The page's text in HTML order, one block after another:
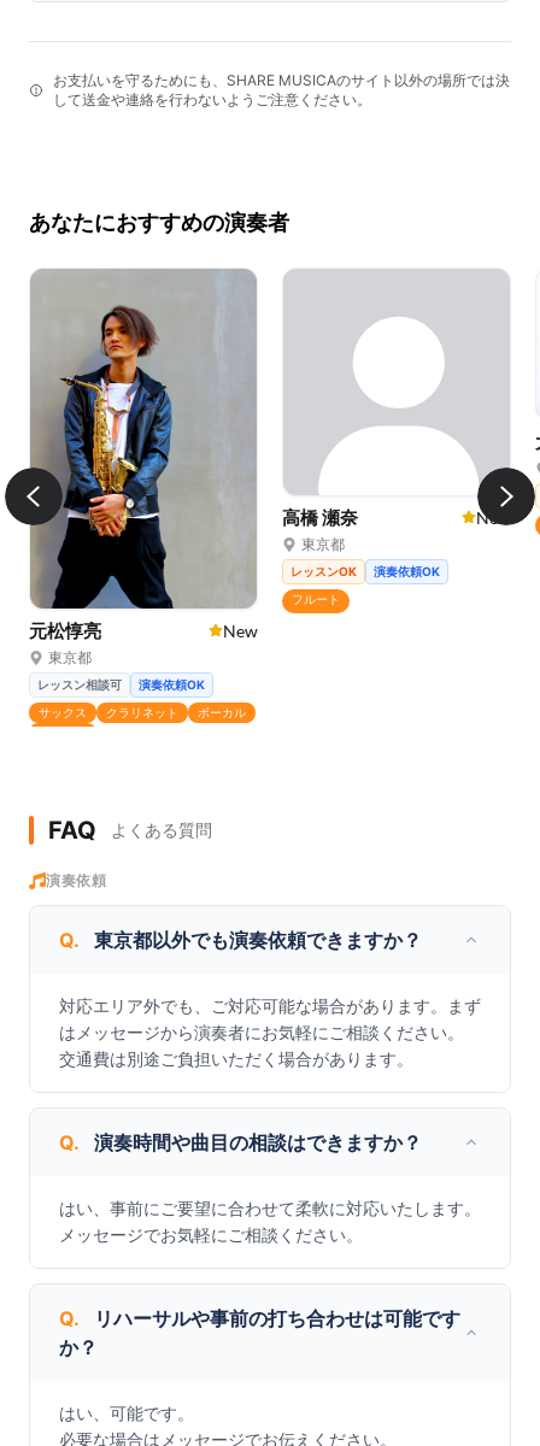
お支払いを守るためにも、SHARE MUSICAのサイト以外の場所では決
して送金や連絡を行わないようご注意ください。
あなたにおすすめの演奏者
元松惇亮 New
東京都
レッスン相談可
演奏依頼OK
サックス
クラリネット
ボーカル
高橋 瀬奈 New
東京都
レッスンOK
演奏依頼OK
フルート
FAQ よくある質問
演奏依頼
Q. 東京都以外でも演奏依頼できますか？
対応エリア外でも、ご対応可能な場合があります。まず
はメッセージから演奏者にお気軽にご相談ください。
交通費は別途ご負担いただく場合があります。
Q. 演奏時間や曲目の相談はできますか？
はい、事前にご要望に合わせて柔軟に対応いたします。
メッセージでお気軽にご相談ください。
Q.
リハーサルや事前の打ち合わせは可能です
か？
はい、可能です。
必要な場合はメッセージでお伝えください。